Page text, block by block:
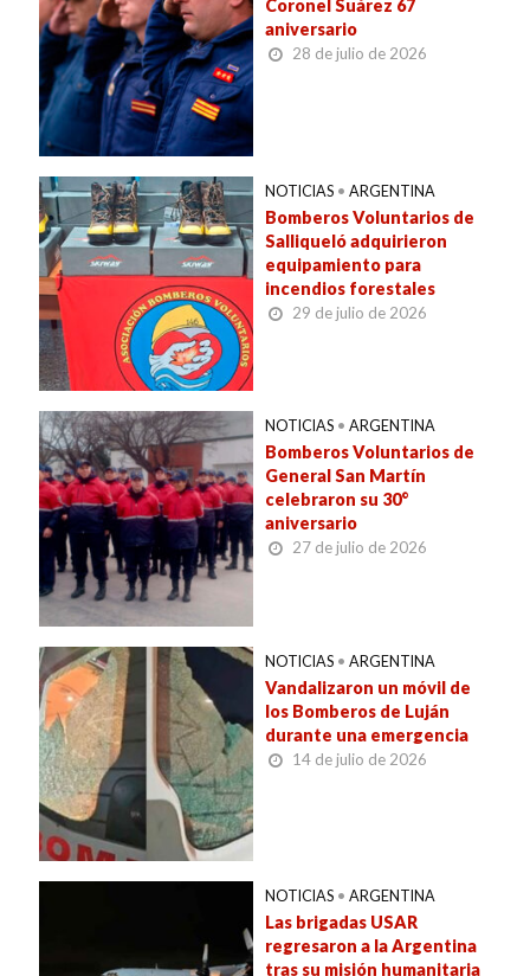
Coronel Suárez 67
aniversario
28 de julio de 2026
NOTICIAS • ARGENTINA
Bomberos Voluntarios de
Salliqueló adquirieron
equipamiento para
incendios forestales
29 de julio de 2026
NOTICIAS • ARGENTINA
Bomberos Voluntarios de
General San Martín
celebraron su 30°
aniversario
27 de julio de 2026
NOTICIAS • ARGENTINA
Vandalizaron un móvil de
los Bomberos de Luján
durante una emergencia
14 de julio de 2026
NOTICIAS • ARGENTINA
Las brigadas USAR
regresaron a la Argentina
tras su misión humanitaria